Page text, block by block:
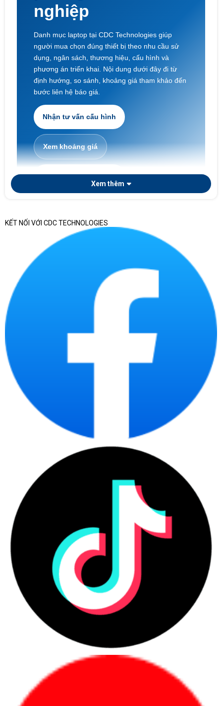
nghiệp
Danh mục laptop tại CDC Technologies giúp
người mua chọn đúng thiết bị theo nhu cầu sử
dụng, ngân sách, thương hiệu, cấu hình và
phương án triển khai. Nội dung dưới đây đi từ
định hướng, so sánh, khoảng giá tham khảo đến
bước liên hệ báo giá.
Nhận tư vấn cấu hình
Xem khoảng giá
Laptop doanh nghiệp
Nếu doanh nghiệp cần chọn laptop theo phòng ban,
số lượng triển khai, tiêu chuẩn cấu hình, chứng từ
bàn giao và khả năng quản lý tài sản CNTT sau mua,
có thể tham khảo thêm bài viết chuyên sâu về
laptop doanh nghiệp. Trang này tập trung vào
danh mục laptop chính hãng nói chung, còn bài
chuyên sâu phù hợp hơn khi cần chuẩn hóa thiết bị
hợp với ai?
Laptop chính hãng phù hợp với người dùng cần
thiết bị có nguồn gốc rõ ràng, cấu hình phù hợp,
bảo hành minh bạch và tư vấn theo nhu cầu thật.
Đây là nhóm sản phẩm phục vụ cá nhân, sinh viên,
văn phòng, quản lý, kỹ thuật và doanh nghiệp mua
số lượng lớn.
Những nhóm người dùng nên ưu
tiên laptop chính hãng
Người mua nên ưu tiên laptop chính hãng khi cần
sự ổn định, chứng từ rõ và bảo hành minh bạch
trong quá trình sử dụng.
Danh sách nhóm khách hàng phù hợp
Người dùng cá nhân cần học tập, làm
việc, họp online hoặc làm việc từ xa.
Nhân sự văn phòng cần máy ổn định
cho email, bảng tính, trình chiếu và phần
mềm nội bộ.
Quản lý, lãnh đạo cần máy mỏng nhẹ,
pin tốt, bảo mật và hình ảnh chuyên
Xem thêm
KẾT NỐI VỚI CDC TECHNOLOGIES